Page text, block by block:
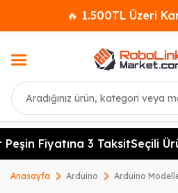
🔥 1.500TL Üzeri
Ara
Fiyatına 3 TaksitSeçili
Anasayfa Arduino Arduino